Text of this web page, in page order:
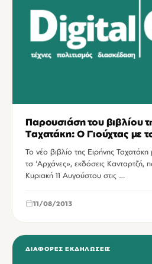
Παρουσιάση του βιβλίου
Ταχατάκη: Ο Γιούχτας με
Το νέο βιβλίο της Ειρήνης Ταχατάκη
τσ ‘Αρχάνες», εκδόσεις Κανταρτζή,
Κυριακή 11 Αυγούστου στις …
11/08/2013
ΔΙΆΦΟΡΕΣ ΕΚΔΗΛΏΣΕΙΣ